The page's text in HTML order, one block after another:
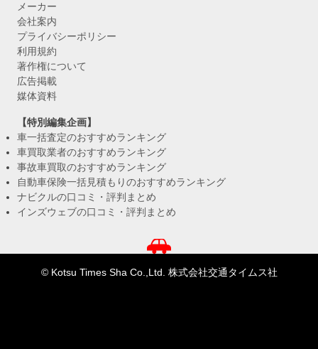
メーカー
会社案内
プライバシーポリシー
利用規約
著作権について
広告掲載
媒体資料
【特別編集企画】
車一括査定のおすすめランキング
車買取業者のおすすめランキング
事故車買取のおすすめランキング
自動車保険一括見積もりのおすすめランキング
ナビクルの口コミ・評判まとめ
インズウェブの口コミ・評判まとめ
© Kotsu Times Sha Co.,Ltd. 株式会社交通タイムス社